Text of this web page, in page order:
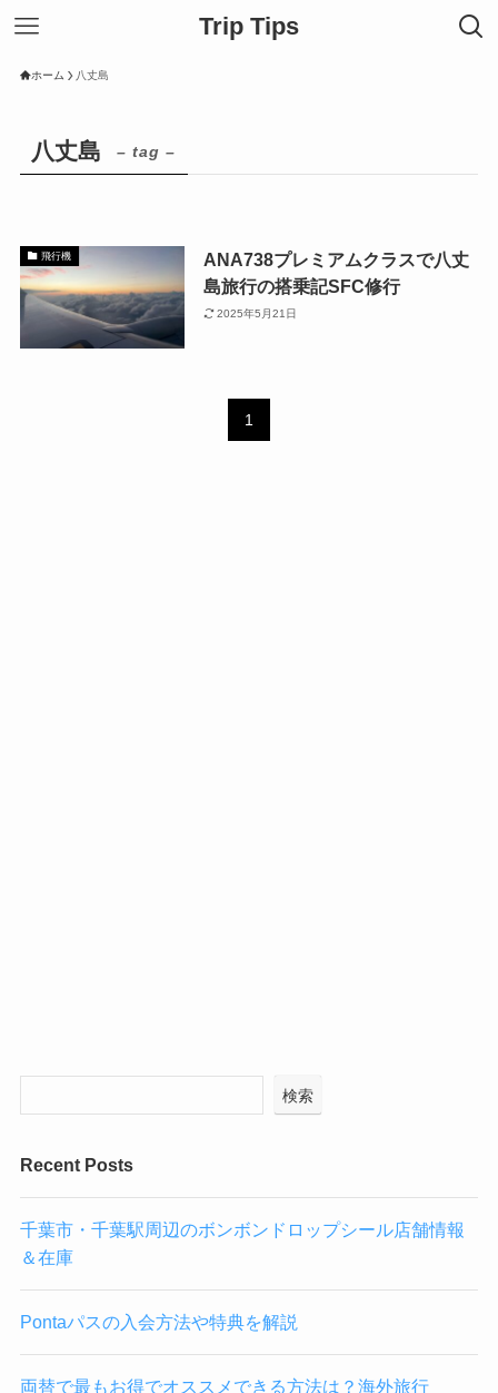
Trip Tips
ホーム 八丈島
八丈島 – tag –
飛行機
ANA738プレミアムクラスで八丈
島旅行の搭乗記SFC修行
2025年5月21日
1
検索
Recent Posts
千葉市・千葉駅周辺のボンボンドロップシール店舗情報
＆在庫
Pontaパスの入会方法や特典を解説
両替で最もお得でオススメできる方法は？海外旅行